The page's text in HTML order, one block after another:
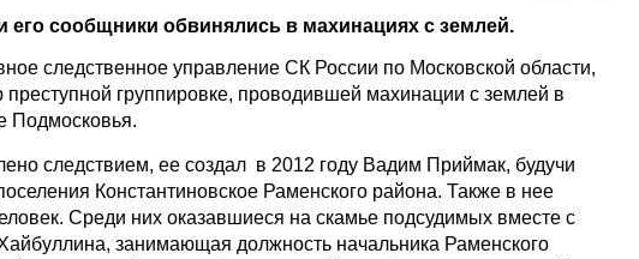
его сообщники обвинялись в махинациях с землей.
следственное управление СК России по Московской области,
преступной группировке, проводившей махинации с землей в
Подмосковья.
следствием, ее создал в 2012 году Вадим Приймак, будучи
Константиновское Раменского района. Также в нее
Среди них оказавшиеся на скамье подсудимых вместе с
занимающая должность начальника Раменского